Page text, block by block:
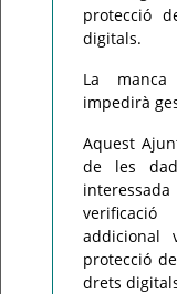
protecció
digitals.
La manca
impedirà
Aquest
de les
addicional
protecció
drets